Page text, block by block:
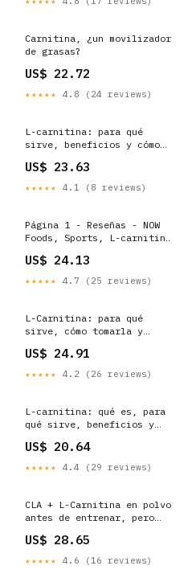
Carnitina, ¿un movilizador
de grasas?
US$ 22.72
★★★★★ 4.8 (24 reviews)
L-carnitina: para qué
sirve, beneficios y cómo
US$ 23.63
★★★★★ 4.1 (8 reviews)
Página 1 - Reseñas - NOW
Foods, Sports, L-carnitina
(16 oz. líq.)
US$ 24.13
★★★★★ 4.7 (25 reviews)
L-Carnitina: para qué
sirve, cómo tomarla y
US$ 24.91
★★★★★ 4.2 (26 reviews)
L-carnitina: qué es, para
qué sirve, beneficios y
US$ 20.64
★★★★★ 4.4 (29 reviews)
CLA + L-Carnitina en polvo
antes de entrenar, pero
r/intermittentfasting
US$ 28.65
★★★★★ 4.6 (16 reviews)